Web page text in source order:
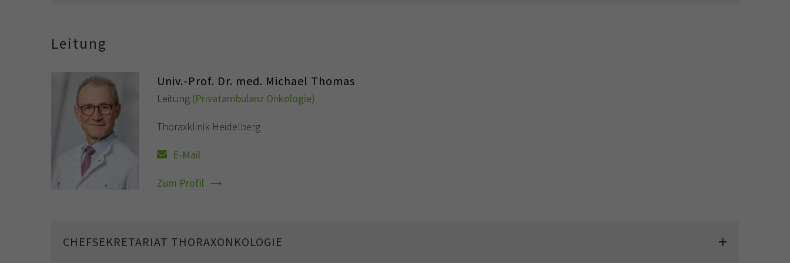
Leitung
Univ.-Prof. Dr. med. Michael Thomas
Leitung (Privatambulanz Onkologie)
Thoraxklinik Heidelberg
E-Mail
Zum Profil
CHEFSEKRETARIAT THORAXONKOLOGIE